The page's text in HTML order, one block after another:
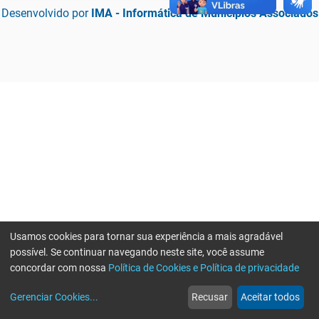
Desenvolvido por IMA - Informática de Municípios Associados
web
Notícias
more_horiz
Mais
Usamos cookies para tornar sua experiência a mais agradável
possível. Se continuar navegando neste site, você assume
concordar com nossa Política de Cookies e Política de privacidade
Gerenciar Cookies... Recusar Aceitar todos
Erro ao enviar informações, por favor tente novamente